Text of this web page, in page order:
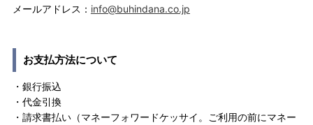
メールアドレス： info@buhindana.co.jp
お支払方法について
・銀行振込
・代金引換
・請求書払い（マネーフォワードケッサイ。ご利用の前にマネー